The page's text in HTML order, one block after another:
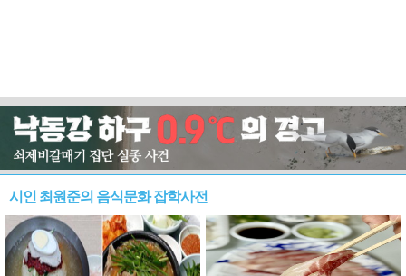
시인 최원준의 음식문화 잡학사전